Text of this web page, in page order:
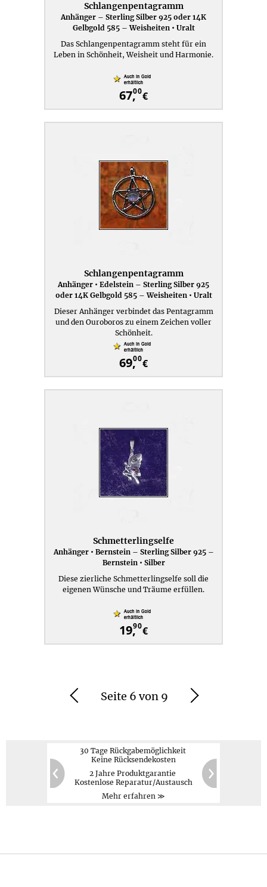
Schlangenpentagramm
Anhänger – Sterling Silber 925 oder 14K
Gelbgold 585 – Weisheiten • Uralt
Das Schlangenpentagramm steht für ein
Leben in Schönheit, Weisheit und Harmonie.
67,00€
Schlangenpentagramm
Anhänger • Edelstein – Sterling Silber 925
oder 14K Gelbgold 585 – Weisheiten • Uralt
Dieser Anhänger verbindet das Pentagramm
und den Ouroboros zu einem Zeichen voller
Schönheit.
69,00€
Schmetterlingselfe
Anhänger • Bernstein – Sterling Silber 925 –
Bernstein • Silber
Diese zierliche Schmetterlingselfe soll die
eigenen Wünsche und Träume erfüllen.
19,90€
Zurück Seite 6 von 9 Weiter
Zurück
60 20
30 Tage Rückgabemöglichkeit
Keine Rücksendekosten
2 Jahre Produktgarantie
Kostenlose Reparatur/Austausch
Mehr erfahren ≫
PayPal,Kreditkarte,
Vorauskasse